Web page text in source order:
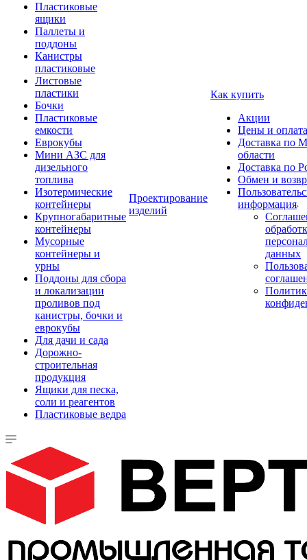
Пластиковые
ящики
Паллеты и
поддоны
Канистры
пластиковые
Листовые
пластики
Бочки
Пластиковые
емкости
Еврокубы
Мини АЗС для
дизельного
топлива
Изотермические
контейнеры
Крупногабаритные
контейнеры
Мусорные
контейнеры и
урны
Поддоны для сбора
и локализации
проливов под
канистры, бочки и
еврокубы
Для дачи и сада
Дорожно-
строительная
продукция
Ящики для песка,
соли и реагентов
Пластиковые ведра
Проектирование
изделий
Как купить
Акции
Цены и оплата
Доставка по
области
Доставка по
Обмен и
информация
данных